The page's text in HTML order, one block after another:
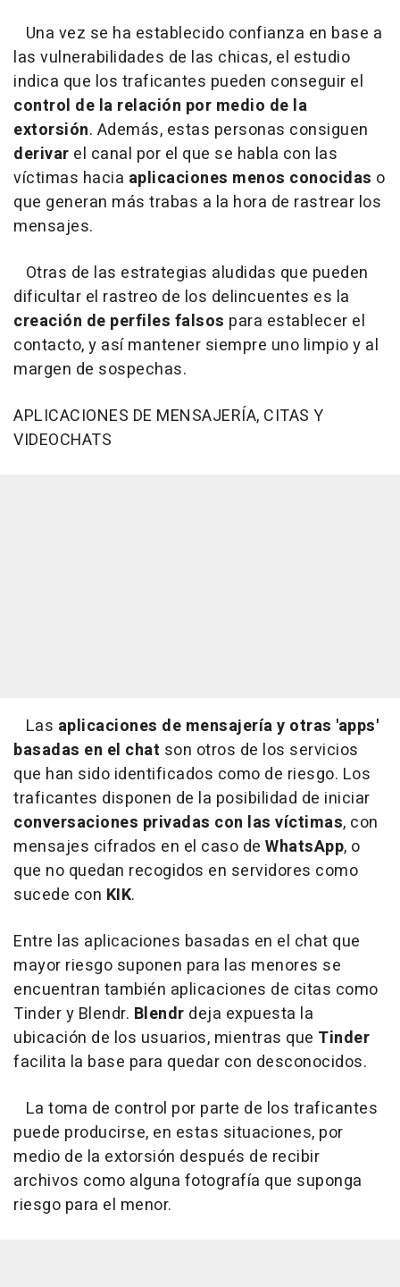
Una vez se ha establecido confianza en base a
las vulnerabilidades de las chicas, el estudio
indica que los traficantes pueden conseguir el
control de la relación por medio de la
extorsión. Además, estas personas consiguen
derivar el canal por el que se habla con las
víctimas hacia aplicaciones menos conocidas o
que generan más trabas a la hora de rastrear los
mensajes.
Otras de las estrategias aludidas que pueden
dificultar el rastreo de los delincuentes es la
creación de perfiles falsos para establecer el
contacto, y así mantener siempre uno limpio y al
margen de sospechas.
APLICACIONES DE MENSAJERÍA, CITAS Y
VIDEOCHATS
Las aplicaciones de mensajería y otras 'apps'
basadas en el chat son otros de los servicios
que han sido identificados como de riesgo. Los
traficantes disponen de la posibilidad de iniciar
conversaciones privadas con las víctimas, con
mensajes cifrados en el caso de WhatsApp, o
que no quedan recogidos en servidores como
sucede con KIK.
Entre las aplicaciones basadas en el chat que
mayor riesgo suponen para las menores se
encuentran también aplicaciones de citas como
Tinder y Blendr. Blendr deja expuesta la
ubicación de los usuarios, mientras que Tinder
facilita la base para quedar con desconocidos.
La toma de control por parte de los traficantes
puede producirse, en estas situaciones, por
medio de la extorsión después de recibir
archivos como alguna fotografía que suponga
riesgo para el menor.